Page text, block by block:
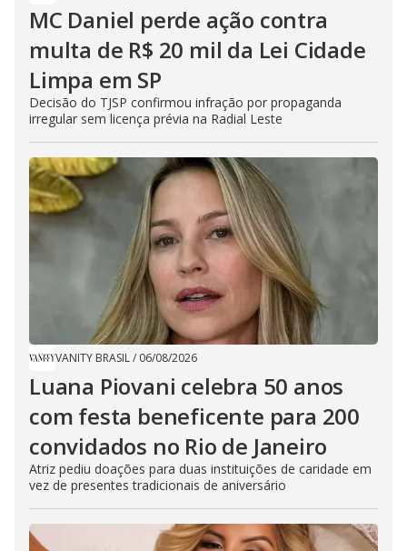
MC Daniel perde ação contra
multa de R$ 20 mil da Lei Cidade
Limpa em SP
Decisão do TJSP confirmou infração por propaganda
irregular sem licença prévia na Radial Leste
VANITY BRASIL/ 06/08/2026
Luana Piovani celebra 50 anos
com festa beneficente para 200
convidados no Rio de Janeiro
Atriz pediu doações para duas instituições de caridade em
vez de presentes tradicionais de aniversário